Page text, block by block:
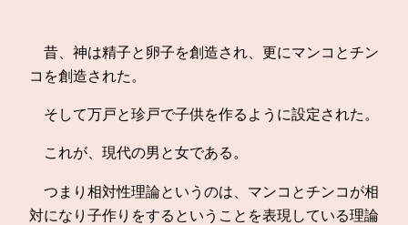
昔、神は精子と卵子を創造され、更にマンコとチン
コを創造された。
そして万戸と珍戸で子供を作るように設定された。
これが、現代の男と女である。
つまり相対性理論というのは、マンコとチンコが相
対になり子作りをするということを表現している理論